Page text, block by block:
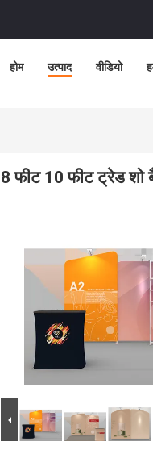
होम उत्पाद वीडियो
8 फीट 10 फीट ट्रेड शो